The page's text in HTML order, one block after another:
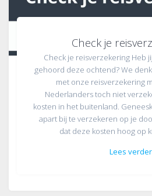
Check je
Check je reisverzekering Heb
gehoord deze ochtend? We
met onze reisverzekering
Nederlanders toch niet
kosten in het buitenland.
apart bij te verzekeren op je
dat deze kosten hoog op
Lees verder